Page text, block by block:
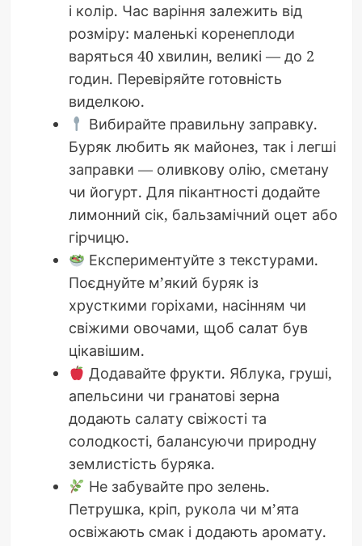
і колір. Час варіння залежить від
розміру: маленькі коренеплоди
варяться 40 хвилин, великі — до 2
годин. Перевіряйте готовність
виделкою.
Вибирайте правильну заправку.
Буряк любить як майонез, так і легші
заправки — оливкову олію, сметану
чи йогурт. Для пікантності додайте
лимонний сік, бальзамічний оцет або
гірчицю.
Експериментуйте з текстурами.
Поєднуйте м’який буряк із
хрусткими горіхами, насінням чи
свіжими овочами, щоб салат був
цікавішим.
Додавайте фрукти. Яблука, груші,
апельсини чи гранатові зерна
додають салату свіжості та
солодкості, балансуючи природну
землистість буряка.
Не забувайте про зелень.
Петрушка, кріп, рукола чи м’ята
освіжають смак і додають аромату.